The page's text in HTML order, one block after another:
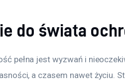
do świata
pełna jest wyzwań i
a czasem nawet życiu.